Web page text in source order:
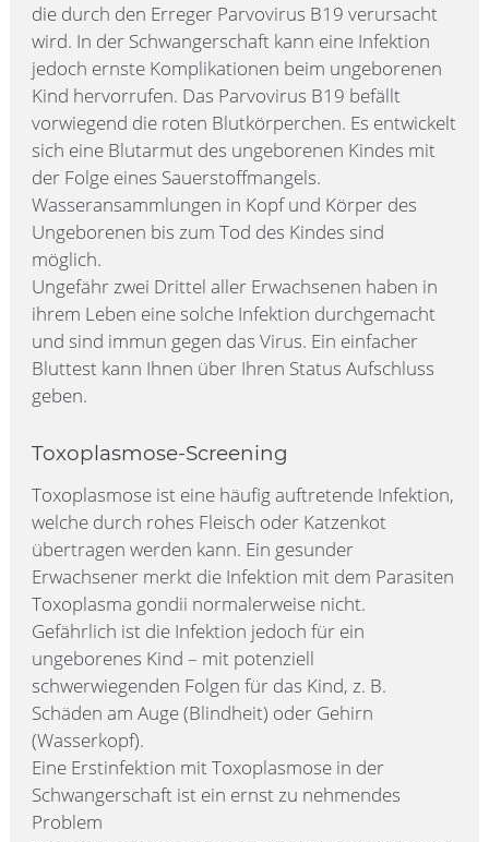
die durch den Erreger Parvovirus B19 verursacht
wird. In der Schwangerschaft kann eine Infektion
jedoch ernste Komplikationen beim ungeborenen
Kind hervorrufen. Das Parvovirus B19 befällt
vorwiegend die roten Blutkörperchen. Es entwickelt
sich eine Blutarmut des ungeborenen Kindes mit
der Folge eines Sauerstoffmangels.
Wasseransammlungen in Kopf und Körper des
Ungeborenen bis zum Tod des Kindes sind
möglich.
Ungefähr zwei Drittel aller Erwachsenen haben in
ihrem Leben eine solche Infektion durchgemacht
und sind immun gegen das Virus. Ein einfacher
Bluttest kann Ihnen über Ihren Status Aufschluss
geben.
Toxoplasmose-Screening
Toxoplasmose ist eine häufig auftretende Infektion,
welche durch rohes Fleisch oder Katzenkot
übertragen werden kann. Ein gesunder
Erwachsener merkt die Infektion mit dem Parasiten
Toxoplasma gondii normalerweise nicht.
Gefährlich ist die Infektion jedoch für ein
ungeborenes Kind – mit potenziell
schwerwiegenden Folgen für das Kind, z. B.
Schäden am Auge (Blindheit) oder Gehirn
(Wasserkopf).
Eine Erstinfektion mit Toxoplasmose in der
Schwangerschaft ist ein ernst zu nehmendes
Problem